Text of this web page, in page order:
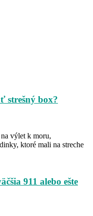
strešný box?
výlet k moru,
ktoré mali na streche
911 alebo ešte